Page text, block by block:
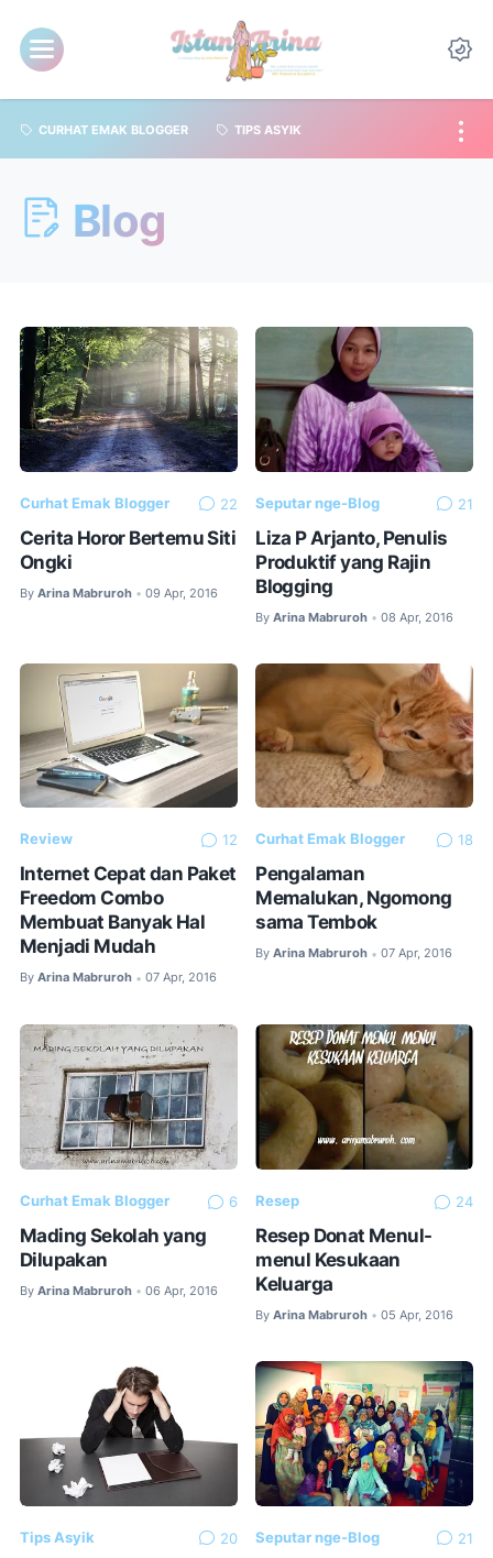
CURHAT EMAK BLOGGER TIPS ASYIK
Blog
Curhat Emak Blogger 22
Cerita Horor Bertemu Siti
Ongki
By Arina Mabruroh • 09 Apr, 2016
Seputar nge-Blog 21
Liza P Arjanto, Penulis
Produktif yang Rajin
Blogging
By Arina Mabruroh • 08 Apr, 2016
Review 12
Internet Cepat dan Paket
Freedom Combo
Membuat Banyak Hal
Menjadi Mudah
By Arina Mabruroh • 07 Apr, 2016
Curhat Emak Blogger 18
Pengalaman
Memalukan, Ngomong
sama Tembok
By Arina Mabruroh • 07 Apr, 2016
Curhat Emak Blogger 6
Mading Sekolah yang
Dilupakan
By Arina Mabruroh • 06 Apr, 2016
Resep 24
Resep Donat Menul-
menul Kesukaan
Keluarga
By Arina Mabruroh • 05 Apr, 2016
Tips Asyik 20 Seputar nge-Blog 21